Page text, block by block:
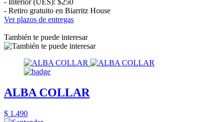
- Retiro gratuito en Biarritz House
Ver plazos de entregas
También te puede interesar
ALBA COLLAR
$ 1.490